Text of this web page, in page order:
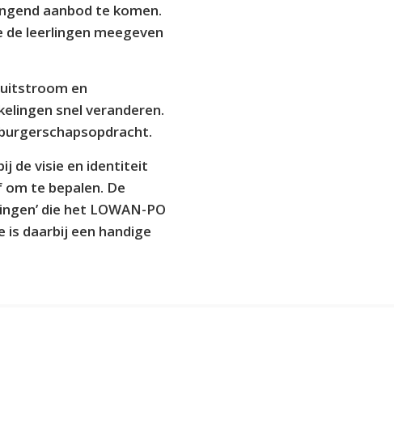
aanbod te komen.
de leerlingen meegeven
en
snel veranderen.
de visie en identiteit
te bepalen. De
die het LOWAN-PO
daarbij een handige